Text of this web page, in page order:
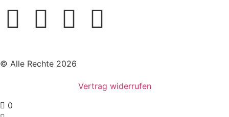
© Alle Rechte 2026
Vertrag widerrufen
0